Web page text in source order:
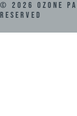
© 2026 Ozone
Reserved